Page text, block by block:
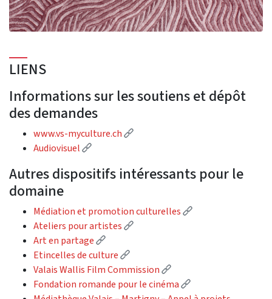
LIENS
Informations sur les soutiens et dépôt
des demandes
www.vs-myculture.ch
(External link)
Audiovisuel
(External link)
Autres dispositifs intéressants pour le
domaine
Médiation et promotion culturelles
(External link)
Ateliers pour artistes
(External link)
Art en partage
(External link)
Etincelles de culture
(External link)
Valais Wallis Film Commission
(External link)
Fondation romande pour le cinéma
(External link)